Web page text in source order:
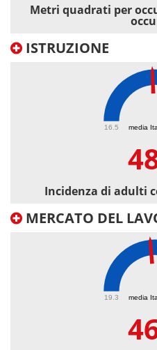
Metri quadrati per
ISTRUZIONE
media
16.5
Incidenza di adulti
MERCATO DEL
media
19.3